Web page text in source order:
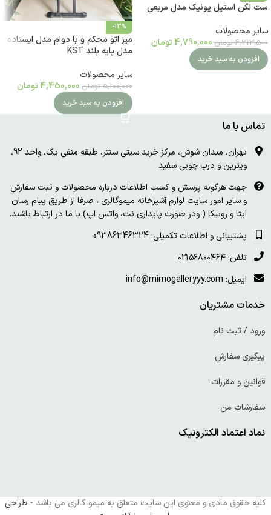
ست لگن استیل یونیک مدل مربعی
سایر محصولات
6,313,500 تومان 4,790,000 تومان
افزودن به سبد خرید
-13%
میز اتو محکم و با دوام مدل ایستاده
مدل پایه بلند KST
سایر محصولات
5,100,000 تومان 4,450,000 تومان
افزودن به سبد خرید
تماس با ما
تهران، میدان شوش، مرکز خرید سیتی سنتر، طبقه منفی یک، واحد 92،
ویترین و درب چوبی سفید
جهت هرگونه پرسش و کسب اطلاعات درباره محصولات و ثبت سفارش
و سایر امور سایت لوازم آشپزخانه میموگالری ، صرفا از طریق پیام رسان
ایتا و روبیکا ( ودر صورت پایداری نت، واتس اپ) با ما در ارتباط باشید.
پشتیبانی و اطلاعات تکمیلی: 09386346324
تلفن: ۰۲۱۵۶۸۰۰۴۶۴
ایمیل: info@mimogalleryyy.com
خدمات مشتریان
ورود / ثبت نام
پیگیری سفارش
قوانین و مقررات
سفارشات من
نماد اعتماد الکترونیک
کلیه حقوق مادی و معنوی این سایت متعلق به میمو گالری می باشد - طراحی